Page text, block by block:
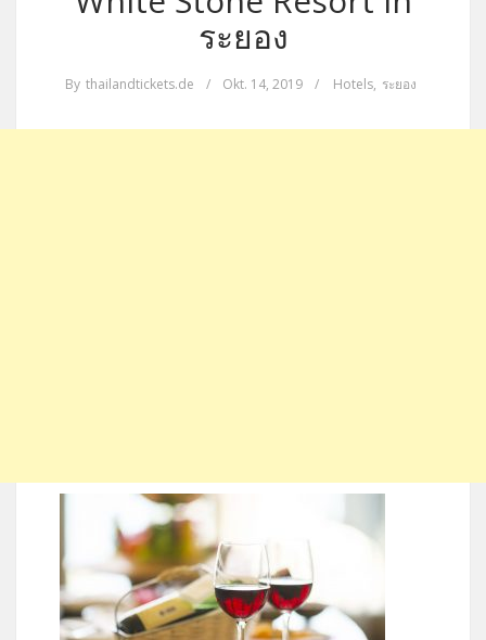
ระยอง
By thailandtickets.de / Okt. 14, 2019 / Hotels, ระยอง